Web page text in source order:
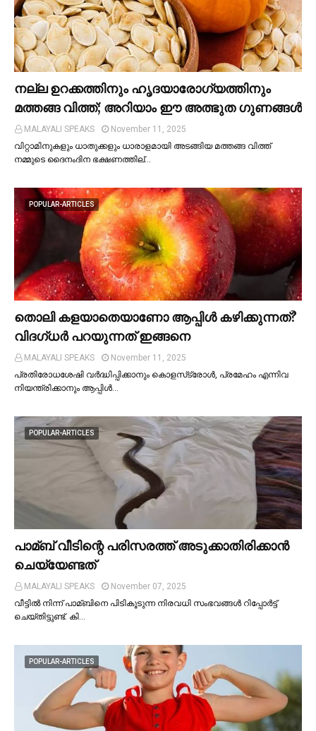
നല്ല ഉറക്കത്തിനും ഹൃദയാരോഗ്യത്തിനും
മത്തങ്ങ വിത്ത്; അറിയാം ഈ അത്ഭുത ഗുണങ്ങള്‍
MALAYALI SPEAKS
November 11, 2025
വിറ്റാമിനുകളും ധാതുക്കളും ധാരാളമായി അടങ്ങിയ മത്തങ്ങ വിത്ത്
നമ്മുടെ ദൈനംദിന ഭക്ഷണത്തില്…
POPULAR-ARTICLES
തൊലി കളയാതെയാണോ ആപ്പിള്‍ കഴിക്കുന്നത്?
വിദഗ്ധര്‍ പറയുന്നത് ഇങ്ങനെ
MALAYALI SPEAKS
November 11, 2025
പ്രതിരോധശേഷി വർദ്ധിപ്പിക്കാനും കൊളസ്‌ട്രോള്‍, പ്രമേഹം എന്നിവ
നിയന്ത്രിക്കാനും ആപ്പിള്‍…
POPULAR-ARTICLES
പാമ്ബ് വീടിന്റെ പരിസരത്ത് അടുക്കാതിരിക്കാൻ
ചെയ്യേണ്ടത്
MALAYALI SPEAKS
November 07, 2025
വീട്ടില്‍ നിന്ന് പാമ്ബിനെ പിടികൂടുന്ന നിരവധി സംഭവങ്ങള്‍ റിപ്പോർട്ട്
ചെയ്തിട്ടുണ്ട്. കി…
POPULAR-ARTICLES